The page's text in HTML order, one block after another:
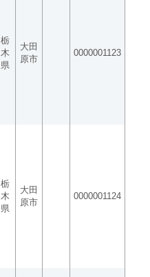
栃
木
県
大田
原市
0000001123
栃
木
県
大田
原市
0000001124